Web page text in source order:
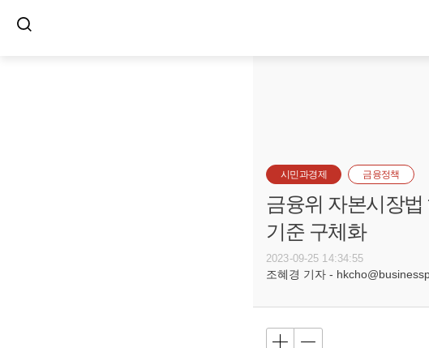
시민과경제 금융정책
금융위 자본시장법
기준 구체화
2023-09-25 14:34:55
조혜경 기자 -